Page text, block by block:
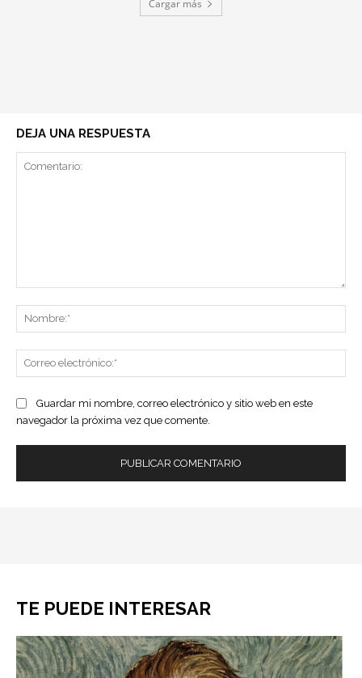
Cargar más
DEJA UNA RESPUESTA
Guardar mi nombre, correo electrónico y sitio web en este
navegador la próxima vez que comente.
TE PUEDE INTERESAR